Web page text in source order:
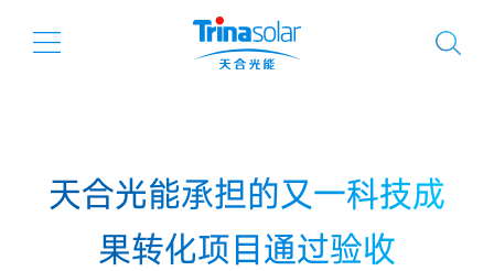
天合光能承担的又一科技成
果转化项目通过验收